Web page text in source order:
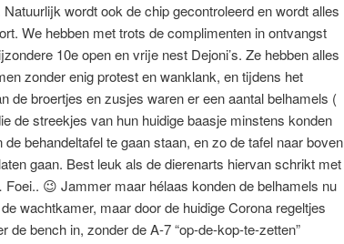
wordt ook de chip gecontroleerd en wordt alles
We hebben met trots de complimenten in ontvangst
10e open en vrije nest Dejoni’s. Ze hebben alles
zonder enig protest en wanklank, en tijdens het
de broertjes en zusjes waren er een aantal belhamels (
de streekjes van hun huidige baasje minstens konden
behandeltafel te gaan staan, en zo de tafel naar boven
gaan. Best leuk als de dierenarts hiervan schrikt met
😉 Jammer maar hélaas konden de belhamels nu
wachtkamer, maar door de huidige Corona regeltjes
de bench in, zonder de A-7 “op-de-kop-te-zetten”